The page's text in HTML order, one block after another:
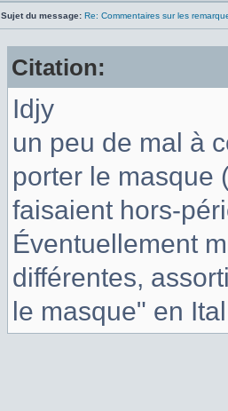
Sujet du message: Re: Commentaires sur les
Citation:
Idjy
un peu de mal à
porter le masque
faisaient hors-
Éventuellement
différentes,
le masque" en